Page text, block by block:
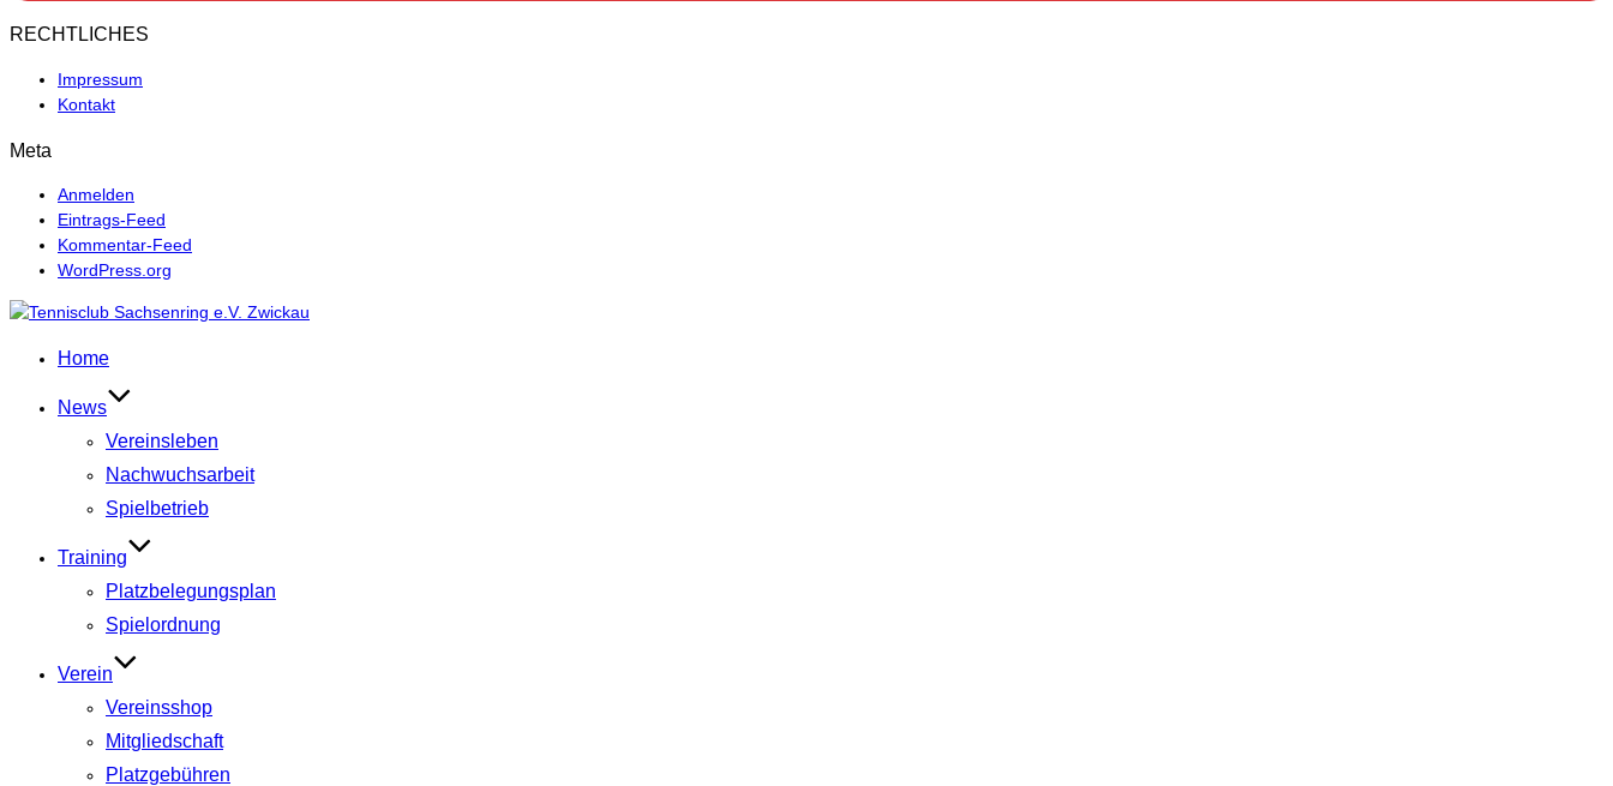
RECHTLICHES
Impressum
Kontakt
Meta
Anmelden
Eintrags-Feed
Kommentar-Feed
WordPress.org
Zum
springenHome
News
Vereinsleben
Nachwuchsarbeit
Spielbetrieb
Training
Platzbelegungsplan
Spielordnung
Verein
Vereinsshop
Mitgliedschaft
Platzgebühren